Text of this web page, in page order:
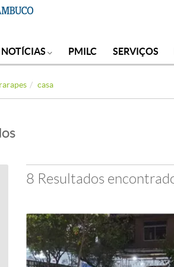
NOTÍCIAS PMILC SERVIÇOS
casa
8 Resultados